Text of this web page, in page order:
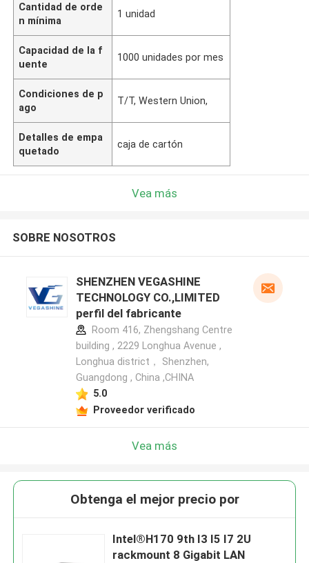
Cantidad de orde
n mínima
1 unidad
Capacidad de la f
uente
1000 unidades por mes
Condiciones de p
ago
T/T, Western Union,
Detalles de empa
quetado
caja de cartón
Vea más
SOBRE NOSOTROS
SHENZHEN VEGASHINE
TECHNOLOGY CO.,LIMITED
perfil del fabricante
Room 416, Zhengshang Centre
building , 2229 Longhua Avenue ,
Longhua district， Shenzhen,
Guangdong , China ,CHINA
5.0
Proveedor verificado
Vea más
Obtenga el mejor precio por
Intel®H170 9th I3 I5 I7 2U
rackmount 8 Gigabit LAN